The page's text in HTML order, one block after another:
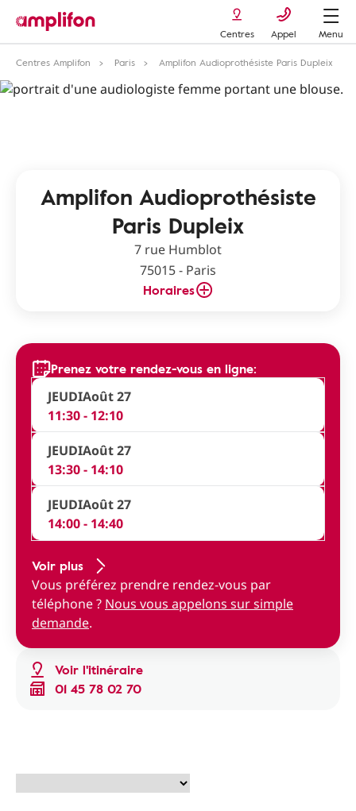
Centres Appel
Menu
Centres Amplifon
Paris Amplifon Audioprothésiste Paris Dupleix
Amplifon Audioprothésiste
Paris Dupleix
7 rue Humblot
75015 - Paris
Horaires
Voir l'itinéraire
01 45 78 02 70
Prenez votre rendez-vous en ligne:
JEUDIAoût 27
11:30 - 12:10
JEUDIAoût 27
13:30 - 14:10
JEUDIAoût 27
14:00 - 14:40
Voir plus
Vous préférez prendre rendez-vous par
téléphone ? Nous vous appelons sur simple
demande.